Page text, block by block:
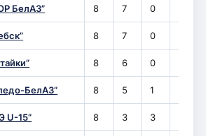
БелАЗ” 8 7 0
8 7 0
8 6 0
БелАЗ” 8 5 1
U-15” 8 3 3